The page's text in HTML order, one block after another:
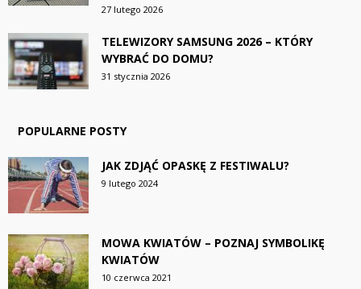
27 lutego 2026
TELEWIZORY SAMSUNG 2026 – KTÓRY
WYBRAĆ DO DOMU?
31 stycznia 2026
POPULARNE POSTY
JAK ZDJĄĆ OPASKĘ Z FESTIWALU?
9 lutego 2024
MOWA KWIATÓW – POZNAJ SYMBOLIKĘ
KWIATÓW
10 czerwca 2021